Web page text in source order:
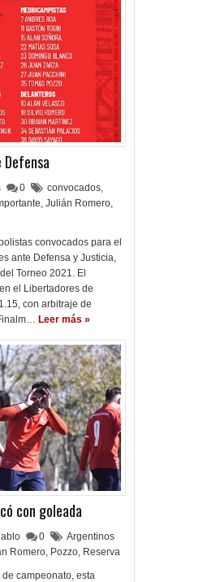
Defensa
0 convocados,
, Julián Romero,
convocados para el
ante Defensa y Justicia,
Torneo 2021. El
el Libertadores de
con arbitraje de
Leer más »
con goleada
0
Argentinos
Romero, Pozzo, Reserva
campeonato, esta